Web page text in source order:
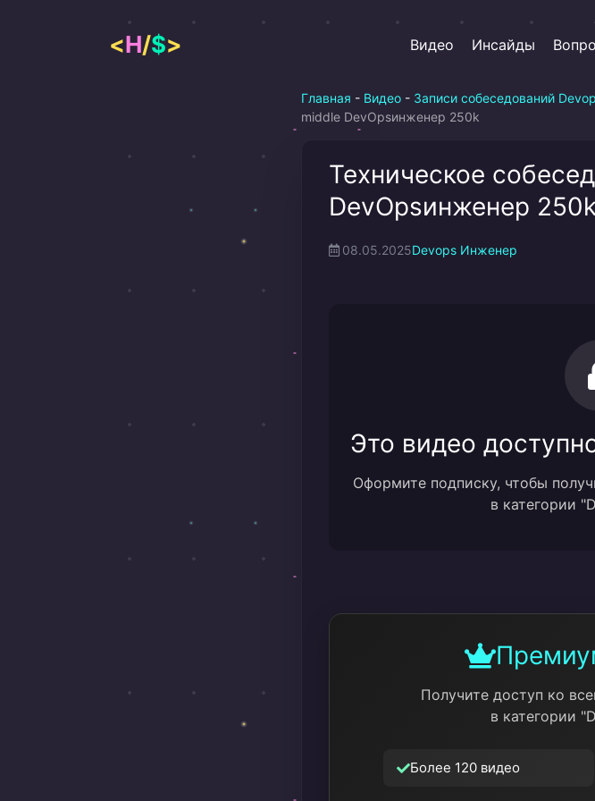
содержимому
<H/$> Видео Инсайды
Главная - Видео - Записи собеседований
middle DevOpsинженер 250k
Техническое
DevOpsинженер
08.05.2025Devops Инженер
Это видео
Оформите подписку, чтобы
в категории
Получите доступ ко
в категории
Более 120 видео